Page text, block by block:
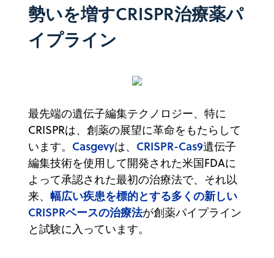
勢いを増すCRISPR治療薬パ
イプライン
最先端の遺伝子編集テクノロジー、特に
CRISPRは、創薬の展望に革命をもたらして
います。 Casgevyは、 CRISPR-Cas9遺伝子
編集技術を使用して開発された米国FDAに
よって承認された最初の治療法で、それ以
来、 幅広い疾患を標的とする多くの新しい
CRISPRベースの治療法が創薬パイプライン
と試験に入っています。